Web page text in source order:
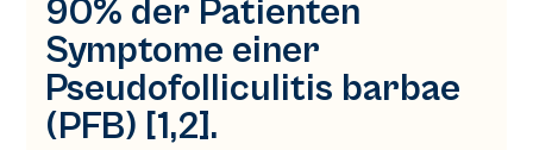
90% der Patienten
Symptome einer
Pseudofolliculitis barbae
(PFB) [1,2].